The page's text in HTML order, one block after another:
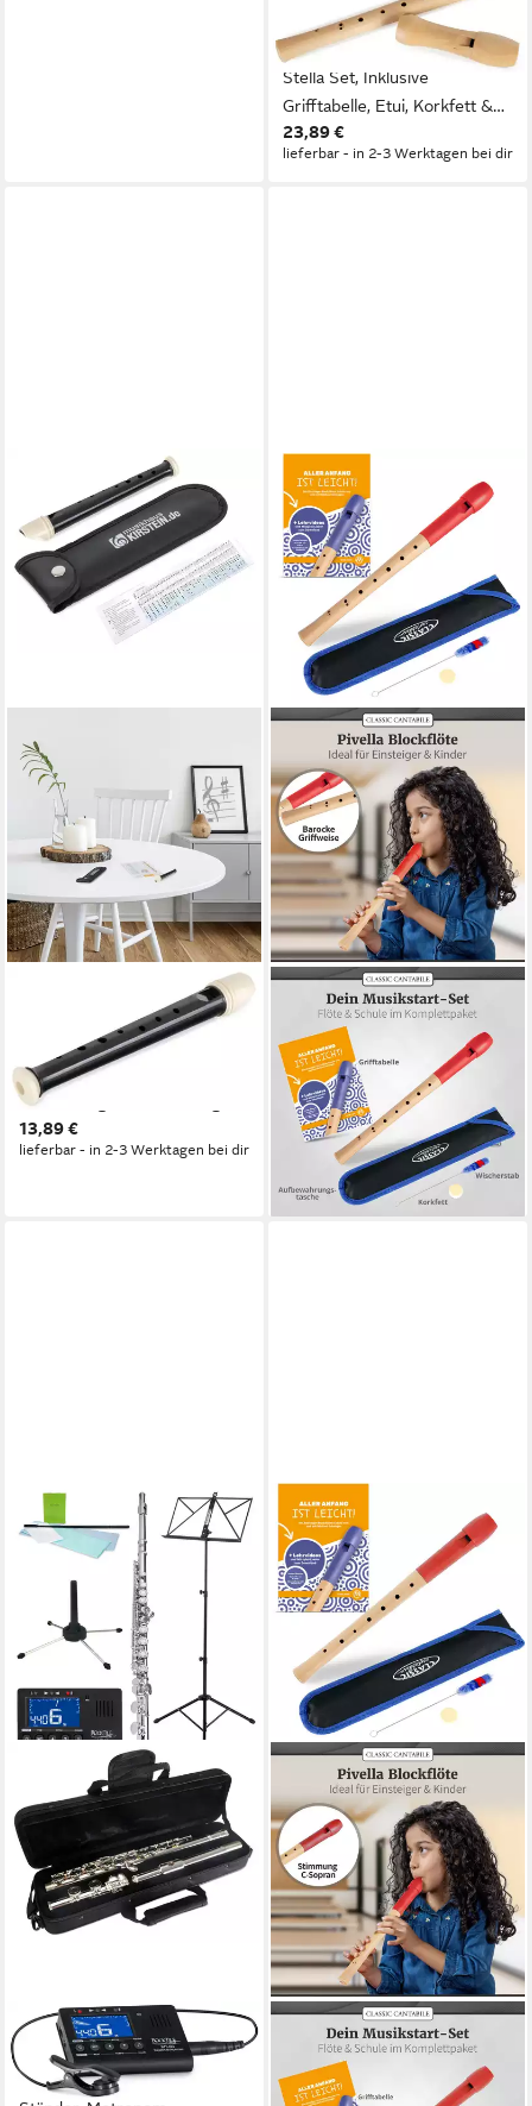
Blockflöte Stella aus edlem
Ahorn C-Sopran Barock,
Stella Set, Inklusive
Grifftabelle, Etui, Korkfett &
Wischerstab, 2-teilige
Konstruktion
23,89 €
lieferbar - in 2-3 Werktagen bei dir
Blockflöte Garklein Flöte -
Sopranino-Blockflöte aus
Kunststoff Sopranino Barock,
Hochwertige Verarbeitung
13,89 €
lieferbar - in 2-3 Werktagen bei dir
CLASSIC CANTABILE
Blockflöte Pivella C-Sopran
Blockflöte - Aus Ahornholz
mit Kopf aus Kunststoff
Sopran barock
29,80 €
lieferbar - in 2-3 Werktagen bei dir
CLASSIC CANTABILE
Querflöte FL-200 Querflöte
komplett aus Neusilber C, inkl.
CLASSIC CANTABILE
Blockflöte Pivella C-Sopran
Blockflöte - Aus Ahornholz